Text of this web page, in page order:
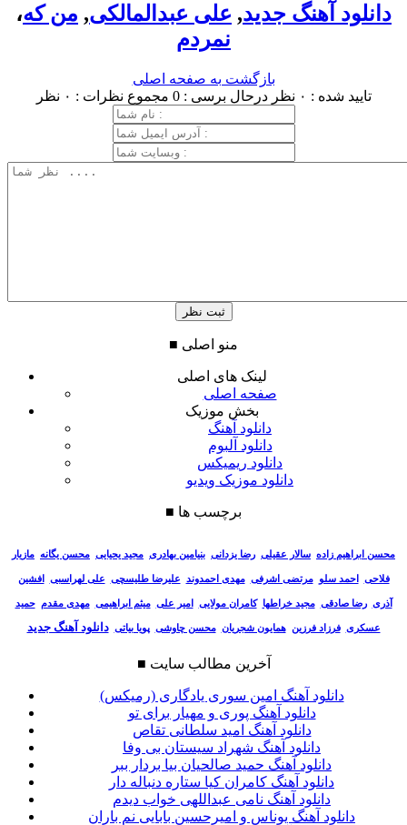
، دانلود آهنگ جدید, علی عبدالمالکی, من که
نمردم
بازگشت به صفحه اصلی
تایید شده : ۰ نظر
درحال برسی : 0 مجموع نظرات : ۰ نظر
■ منو اصلی
لینک های اصلی
صفحه اصلی
بخش موزیک
دانلود آهنگ
دانلود آلبوم
دانلود ریمیکس
دانلود موزیک ویدیو
■ برچسب ها
محسن ابراهیم زاده سالار عقیلی رضا یزدانی بنیامین بهادری مجید یحیایی محسن یگانه مازیار
فلاحی احمد سلو مرتضی اشرفی مهدی احمدوند علیرضا طلیسچی علی لهراسبی افشین
آذری رضا صادقی مجید خراطها کامران مولایی امیر علی میثم ابراهیمی مهدی مقدم حمید
عسکری فرزاد فرزین همایون شجریان محسن چاوشی پویا بیاتی دانلود آهنگ جدید
■ آخرین مطالب سایت
دانلود آهنگ امین سوری یادگاری (رمیکس)
دانلود آهنگ پوری و مهیار برای تو
دانلود آهنگ امید سلطانی تقاص
دانلود آهنگ شهراد سیستان بی وفا
دانلود آهنگ حمید صالحیان بیا بردار ببر
دانلود آهنگ کامران کیا ستاره دنباله دار
دانلود آهنگ نامی عبداللهی خواب دیدم
دانلود آهنگ یوناس و امیرحسین بابایی نم باران